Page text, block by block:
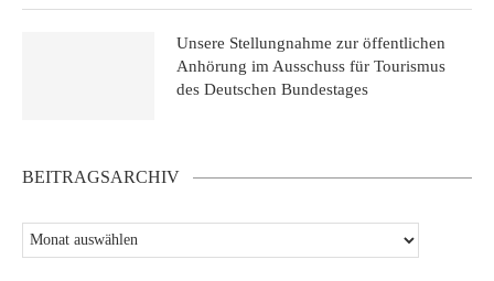
Unsere Stellungnahme zur öffentlichen
Anhörung im Ausschuss für Tourismus
des Deutschen Bundestages
BEITRAGSARCHIV